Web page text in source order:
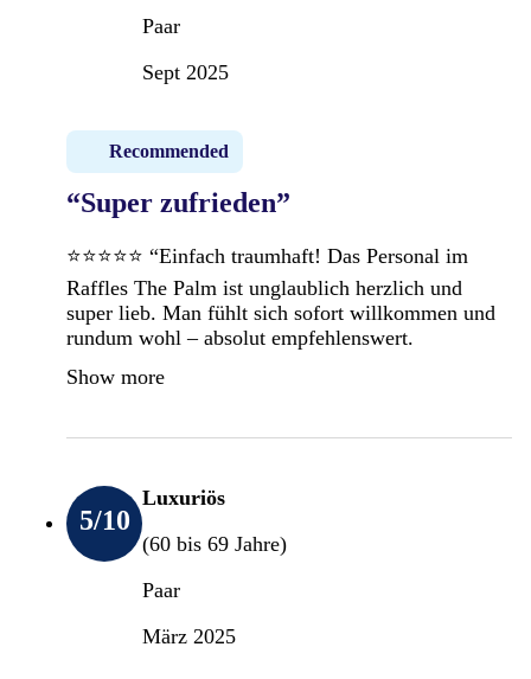
Paar
Sept 2025
Recommended
“Super zufrieden”
⭐️⭐️⭐️⭐️⭐️ “Einfach traumhaft! Das Personal im
Raffles The Palm ist unglaublich herzlich und
super lieb. Man fühlt sich sofort willkommen und
rundum wohl – absolut empfehlenswert.
Show more
5/10
Luxuriös
(60 bis 69 Jahre)
Paar
März 2025